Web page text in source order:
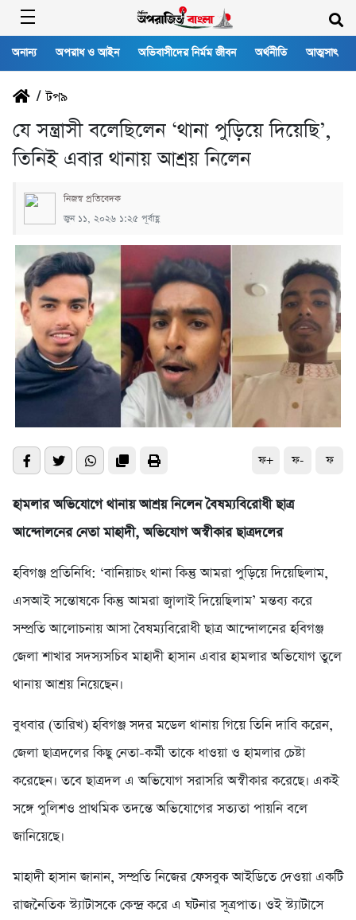
অনান্য অপরাধ ও আইন অভিবাসীদের নির্মম জীবন অর্থনীতি আত্মসাৎ
/টপ৯
যে সন্ত্রাসী বলেছিলেন ‘থানা পুড়িয়ে দিয়েছি’,
তিনিই এবার থানায় আশ্রয় নিলেন
নিজস্ব প্রতিবেদক
জুন ১১, ২০২৬ ১:২৫ পূর্বাহ্ণ
ফ+ ফ- ফ
হামলার অভিযোগে থানায় আশ্রয় নিলেন বৈষম্যবিরোধী ছাত্র
আন্দোলনের নেতা মাহাদী, অভিযোগ অস্বীকার ছাত্রদলের
হবিগঞ্জ প্রতিনিধি: ‘বানিয়াচং থানা কিন্তু আমরা পুড়িয়ে দিয়েছিলাম,
এসআই সন্তোষকে কিন্তু আমরা জ্বালাই দিয়েছিলাম’ মন্তব্য করে
সম্প্রতি আলোচনায় আসা বৈষম্যবিরোধী ছাত্র আন্দোলনের হবিগঞ্জ
জেলা শাখার সদস্যসচিব মাহাদী হাসান এবার হামলার অভিযোগ তুলে
থানায় আশ্রয় নিয়েছেন।
বুধবার (তারিখ) হবিগঞ্জ সদর মডেল থানায় গিয়ে তিনি দাবি করেন,
জেলা ছাত্রদলের কিছু নেতা-কর্মী তাকে ধাওয়া ও হামলার চেষ্টা
করেছেন। তবে ছাত্রদল এ অভিযোগ সরাসরি অস্বীকার করেছে। একই
সঙ্গে পুলিশও প্রাথমিক তদন্তে অভিযোগের সত্যতা পায়নি বলে
জানিয়েছে।
মাহাদী হাসান জানান, সম্প্রতি নিজের ফেসবুক আইডিতে দেওয়া একটি
রাজনৈতিক স্ট্যাটাসকে কেন্দ্র করে এ ঘটনার সূত্রপাত। ওই স্ট্যাটাসে